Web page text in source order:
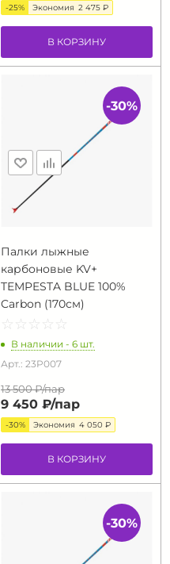
-25% Экономия 2 475 ₽
В КОРЗИНУ
Палки лыжные
карбоновые KV+
TEMPESTA BLUE 100%
Carbon (170см)
☆ ☆ ☆ ☆ ☆
★ ★ ★ ★ ★
В наличии - 6 шт.
Арт.: 23P007
13 500 ₽/пар
9 450 ₽/пар
-30% Экономия 4 050 ₽
В КОРЗИНУ
-30%
-30%